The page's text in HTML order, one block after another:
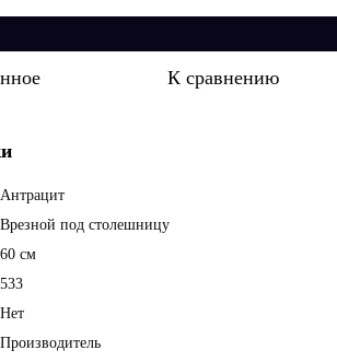
К сравнению
Антрацит
Врезной под столешницу
60 см
533
Нет
Производитель